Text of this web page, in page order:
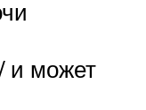
и может